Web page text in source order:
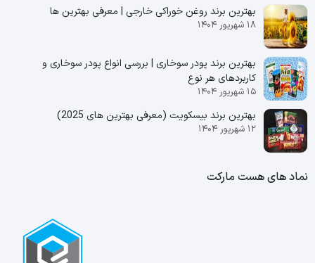
بهترین برند روغن خوراکی خارجی | معرفی بهترین ها
۱۸ شهریور ۱۴۰۴
بهترین برند پودر سوخاری | بررسی انواع پودر سوخاری و
کاربردهای هر نوع
۱۵ شهریور ۱۴۰۴
بهترین برند بیسکویت (معرفی بهترین‌ های 2025)
۱۲ شهریور ۱۴۰۴
نماد های هست مارکت